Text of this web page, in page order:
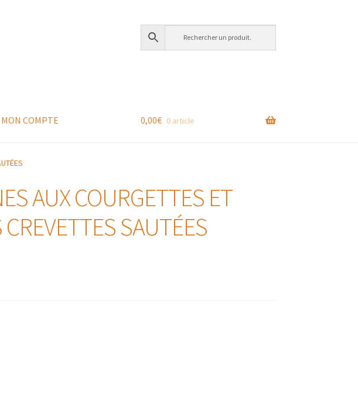
MON COMPTE 0,00€ 0 article
AUX COURGETTES ET
SAUTÉES